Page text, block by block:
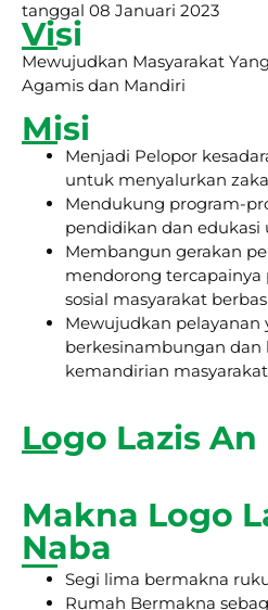
tanggal 08 Januari 2023
Visi
Mewujudkan Masyarakat
Agamis dan Mandiri
Misi
Menjadi Pelopor
untuk menyalurkan
Mendukung program-
pendidikan dan edukasi
Membangun gerakan
mendorong
sosial masyarakat
Mewujudkan pelayanan
berkesinambungan dan
kemandirian
Logo Lazis An
Makna Logo
Naba
Segi lima bermakna
Rumah Bermakna